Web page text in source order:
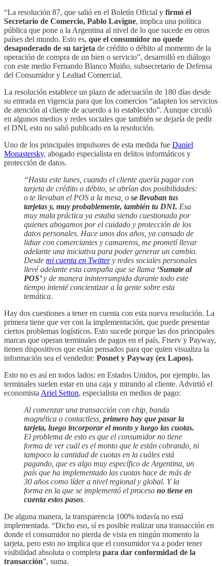
“La resolución 87, que salió en el Boletín Oficial y firmó el
Secretario de Comercio, Pablo Lavigne, implica una política
pública que pone a la Argentina al nivel de lo que sucede en otros
países del mundo. Esto es, que el consumidor no quede
desapoderado de su tarjeta de crédito o débito al momento de la
operación de compra de un bien o servicio”, desarrolló en diálogo
con este medio Fernando Blanco Muiño, subsecretario de Defensa
del Consumidor y Lealtad Comercial.
La resolución establece un plazo de adecuación de 180 días desde
su entrada en vigencia para que los comercios “adapten los servicios
de atención al cliente de acuerdo a lo establecido”. Aunque circuló
en algunos medios y redes sociales que también se dejaría de pedir
el DNI, esto no salió publicado en la resolución.
Uno de los principales impulsores de esta medida fue Daniel
Monastersky, abogado especialista en delitos informáticos y
protección de datos.
“Hasta este lunes, cuando el cliente quería pagar con
tarjeta de crédito o débito, se abrían dos posibilidades:
o te llevaban el POS a la mesa, o se llevaban tus
tarjetas y, muy probablemente, también tu DNI. Esa
muy mala práctica ya estaba siendo cuestionada por
quienes abogamos por el cuidado y protección de los
datos personales. Hace unos dos años, ya cansado de
lidiar con comerciantes y camareros, me prometí llevar
adelante una iniciativa para poder generar un cambio.
Desde mi cuenta en Twittery redes sociales personales
llevé adelante esta campaña que se llama ‘Sumate al
POS’y de manera ininterrumpida durante todo este
tiempo intenté concientizar a la gente sobre esta
temática.
Hay dos cuestiones a tener en cuenta con esta nueva resolución. La
primera tiene que ver con la implementación, que puede presentar
ciertos problemas logísticos. Esto sucede porque las dos principales
marcas que operan terminales de pagos en el país, Fiserv y Payway,
tienen dispositivos que están pensados para que quien visualiza la
información sea el vendedor: Posnet y Payway (ex Lapos).
Esto no es así en todos lados: en Estados Unidos, por ejemplo, las
terminales suelen estar en una caja y mirando al cliente. Advirtió el
economista Ariel Setton, especialista en medios de pago:
Al comenzar una transacción con chip, banda
magnética o contactless, primero hay que pasar la
tarjeta, luego incorporar el monto y luego las cuotas.
El problema de esto es que el consumidor no tiene
forma de ver cuál es el monto que le están cobrando, ni
tampoco la cantidad de cuotas en la cuáles está
pagando, que es algo muy específico de Argentina, un
país que ha implementado las cuotas hace de más de
30 años como líder a nivel regional y global. Y la
forma en la que se implementó el proceso no tiene en
cuenta estos pasos.
De alguna manera, la transparencia 100% todavía no está
implementada. “Dicho eso, sí es posible realizar una transacción en
donde el consumidor no pierda de vista en ningún momento la
tarjeta, pero esto no implica que el consumidor va a poder tener
visibilidad absoluta o completa para dar conformidad de la
transacción”, suma.